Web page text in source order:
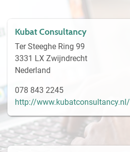
Kubat Consultancy
Ter Steeghe Ring 99
3331 LX Zwijndrecht
Nederland
078 843 2245
http://www.kubatconsultancy.nl/